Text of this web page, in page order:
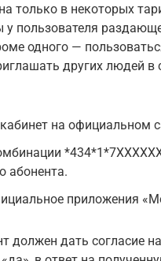
только в некоторых
пользователя
одного —
других людей
на официальном
абонента.
приложения
должен дать согласие